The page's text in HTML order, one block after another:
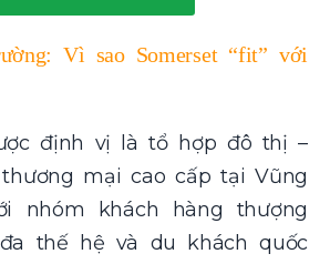
Vì sao Somerset “fit” với
định vị là tổ hợp đô thị –
mại cao cấp tại Vũng
nhóm khách hàng thượng
thế hệ và du khách quốc